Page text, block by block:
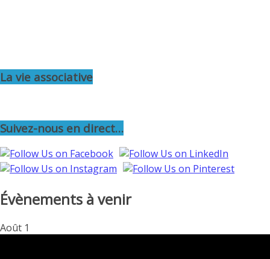
La vie associative
Suivez-nous en direct…
Évènements à venir
Août 1